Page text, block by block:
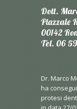
Dott.
Piazzale
00142
Tel. 06
Dr. Marco
ha
protesi